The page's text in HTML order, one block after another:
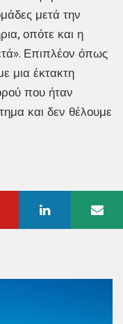
μετά την
οπότε και η
Επιπλέον όπως
μια έκτακτη
που ήταν
και δεν θέλουμε
Linkedin